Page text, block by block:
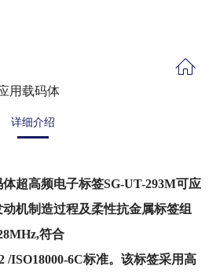
用载码体
详细介绍
超高频电子标签SG-UT-293M可应
机制造过程及柔性抗金属标签组
符合
/ISO18000-6C标准。该标签采用高